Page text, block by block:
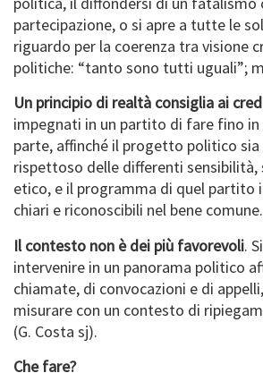
partecipazione, o si apre a tutte le
riguardo per la coerenza tra visione
politiche: “tanto sono tutti uguali”;
Un principio di realtà consiglia ai
impegnati in un partito di fare fino
parte, affinché il progetto politico sia
rispettoso delle differenti sensibilità,
etico, e il programma di quel partito
chiari e riconoscibili nel bene comune.
Il contesto non è dei più favorevoli.
intervenire in un panorama politico
chiamate, di convocazioni e di
misurare con un contesto di
(G. Costa sj).
Che fare?